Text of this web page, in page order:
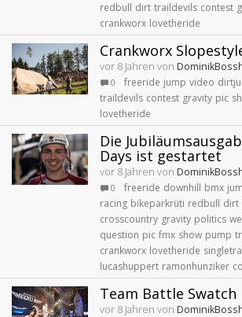
redbull dirt traildevils contest
crankworx lovetheride
Crankworx
vor 8 Jahren von
0 freeride jump video
traildevils contest gravity pic
lovetheride
Die
Days ist gestartet
vor 8 Jahren von
0 freeride downhill bmx
racing bikeparkrüti redbull dirt
crosscountry gravity politics
question pic fmx show pump
crankworx lovetheride
lucashuppert ramonhunziker
Team Battle Swatch
vor 8 Jahren von